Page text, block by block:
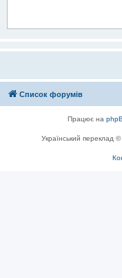
Список форумів
Працює на
Український переклад